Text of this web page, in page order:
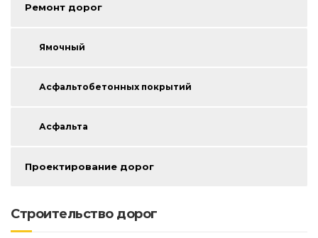
Ремонт дорог
Ямочный
Асфальтобетонных покрытий
Асфальта
Проектирование дорог
Строительство дорог